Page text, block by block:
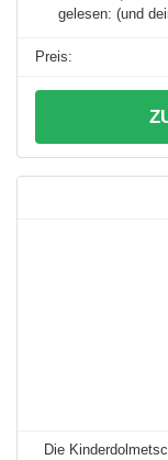
gelesen: (und
Die